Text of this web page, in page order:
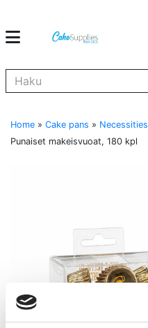
Home » Cake pans » Necessities
Punaiset makeisvuoat, 180 kpl